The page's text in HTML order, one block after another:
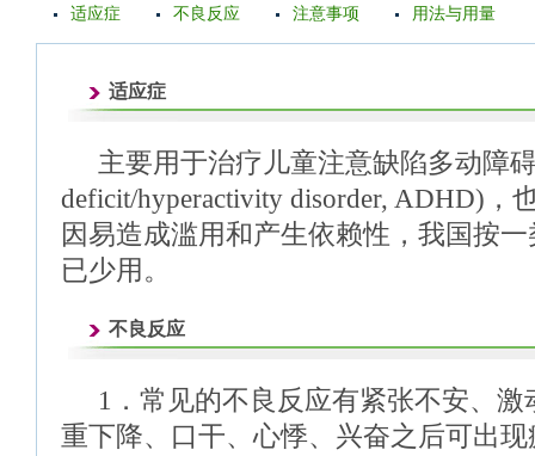
适应症 不良反应 注意事项 用法与用量
适应症
主要用于治疗儿童注意缺陷多动障
deficit/hyperactivity disorder, ADHD)，
因易造成滥用和产生依赖性，我国按
已少用。
不良反应
1．常见的不良反应有紧张不安、
重下降、口干、心悸、兴奋之后可出